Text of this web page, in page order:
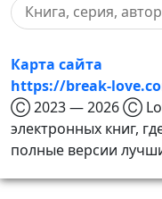
Карта сайта
https://break-
Ⓒ 2023 — 2026 Ⓒ
электронных книг,
полные версии